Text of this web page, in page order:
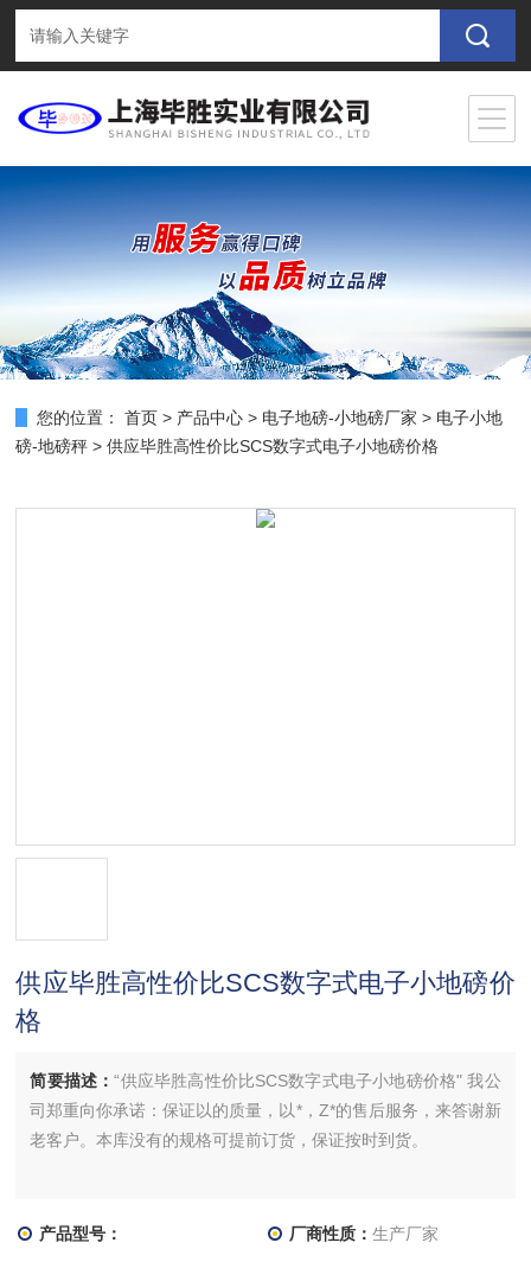
您的位置： 首页 > 产品中心 > 电子地磅-小地磅厂家 > 电子小地
磅-地磅秤 > 供应毕胜高性价比SCS数字式电子小地磅价格
供应毕胜高性价比SCS数字式电子小地磅价
格
简要描述：“供应毕胜高性价比SCS数字式电子小地磅价格" 我公
司郑重向你承诺：保证以的质量，以*，Z*的售后服务，来答谢新
老客户。本库没有的规格可提前订货，保证按时到货。
产品型号： 厂商性质： 生产厂家